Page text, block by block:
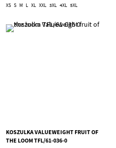
XS S M L XL XXL 3XL 4XL 5XL
KOSZULKA VALUEWEIGHT FRUIT OF
THE LOOM TFL/61-036-0